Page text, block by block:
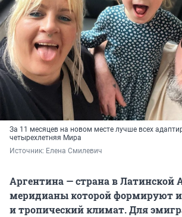
За 11 месяцев на новом месте лучше всех
четырехлетняя Мира
Источник: Елена Смилевич
Аргентина — страна в Латинской
меридианы которой формируют и
и тропический климат. Для